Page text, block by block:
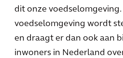
dit onze voedselomgeving.
voedselomgeving wordt
en draagt er dan ook aan
inwoners in Nederland